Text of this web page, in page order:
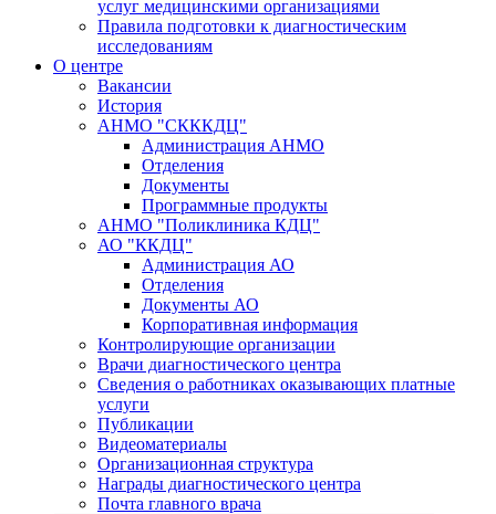
услуг медицинскими организациями
Правила подготовки к диагностическим
исследованиям
О центре
Вакансии
История
АНМО "СКККДЦ"
Администрация АНМО
Отделения
Документы
Программные продукты
АНМО "Поликлиника КДЦ"
АО "ККДЦ"
Администрация АО
Отделения
Документы АО
Корпоративная информация
Контролирующие организации
Врачи диагностического центра
Сведения о работниках оказывающих платные
услуги
Публикации
Видеоматериалы
Организационная структура
Награды диагностического центра
Почта главного врача